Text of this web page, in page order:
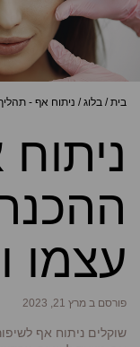
בית/ בלוג/ ניתוח אף -
עצמו
פורסם ב מרץ 21, 2023
שוקלים ניתוח אף